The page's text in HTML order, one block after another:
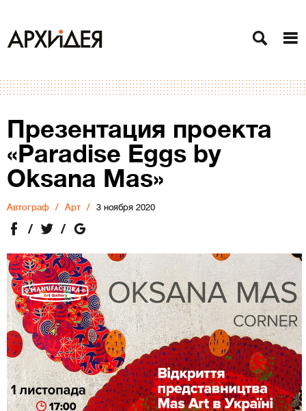
Презентация проекта
«Paradise Eggs by
Oksana Mas»
Автограф Арт 3 ноября 2020